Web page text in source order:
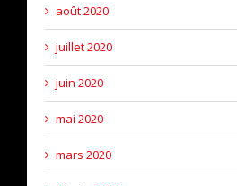
août 2020
juillet 2020
juin 2020
mai 2020
mars 2020